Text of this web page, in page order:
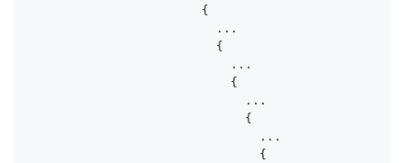
                        {
                          ...
                          {
                            ...
                            {
                              ...
                              {
                                ...
                                {